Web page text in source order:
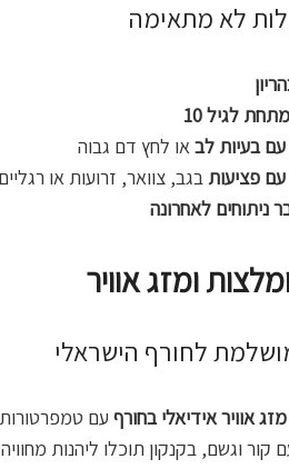
לא מתאימה
לגיל 10
בעיות לבאו לחץ דם גבוה
פציעות בגב, צוואר, זרועות או רגליים
ניתוחים לאחרונה
ומזג אוויר
לחורף הישראלי
אוויר אידיאלי בחורף
קור וגשם, בקנקון תוכלו ליהנות